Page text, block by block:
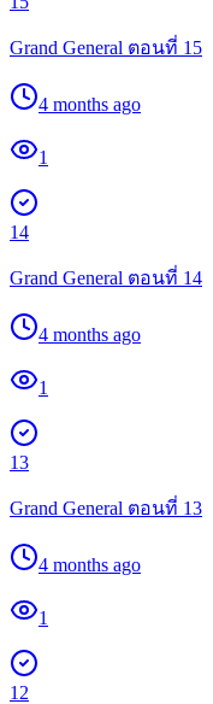
Grand General ตอนที่ 15
4 months ago
1
14
Grand General ตอนที่ 14
4 months ago
1
13
Grand General ตอนที่ 13
4 months ago
1
12